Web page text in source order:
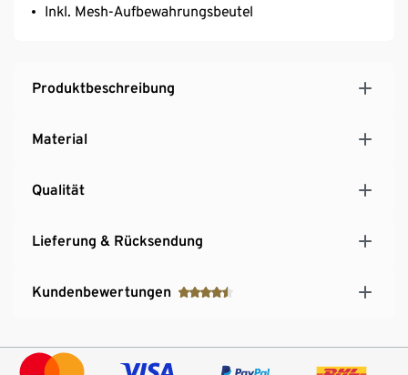
Inkl. Mesh-Aufbewahrungsbeutel
Produktbeschreibung
Material
Qualität
Lieferung & Rücksendung
Kundenbewertungen